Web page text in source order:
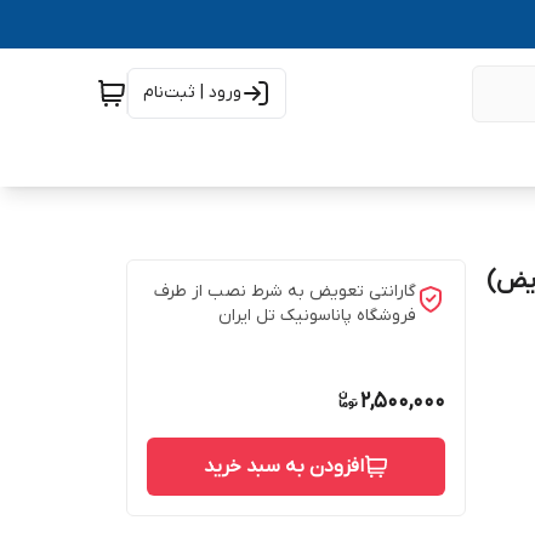
ورود | ثبت‌نام
گارانتی تعویض به شرط نصب از طرف
فروشگاه پاناسونیک تل ایران
2,500,000
افزودن به سبد خرید